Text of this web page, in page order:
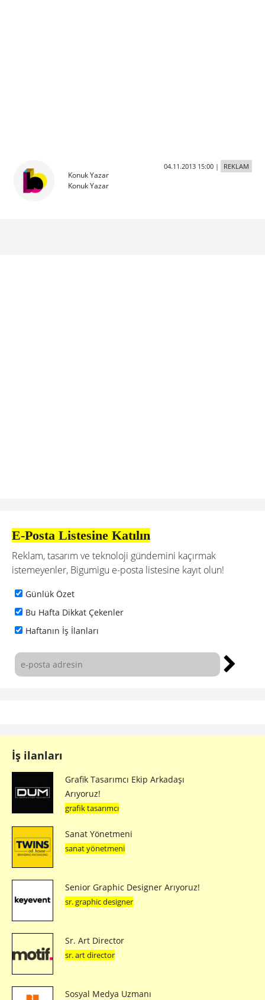
Konuk Yazar
Konuk Yazar
04.11.2013 15:00| REKLAM
E-Posta Listesine Katılın
Reklam, tasarım ve teknoloji gündemini kaçırmak
istemeyenler, Bigumigu e-posta listesine kayıt olun!
Günlük Özet
Bu Hafta Dikkat Çekenler
Haftanın İş İlanları
İş ilanları
Grafik Tasarımcı Ekip Arkadaşı
Arıyoruz!
grafik tasarımcı
Sanat Yönetmeni
sanat yönetmeni
Senior Graphic Designer Arıyoruz!
sr. graphic designer
Sr. Art Director
sr. art director
Sosyal Medya Uzmanı